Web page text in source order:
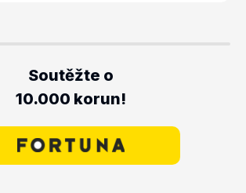
Soutěžte o
10.000 korun!